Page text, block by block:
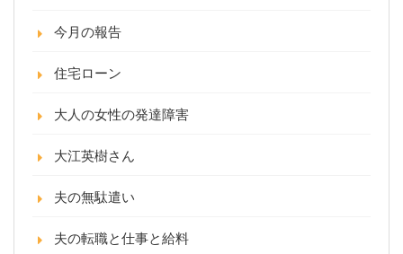
今月の報告
住宅ローン
大人の女性の発達障害
大江英樹さん
夫の無駄遣い
夫の転職と仕事と給料